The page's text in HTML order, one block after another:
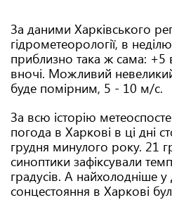
За даними Харківського
гідрометеорології, в
приблизно така ж сама: +5
вночі. Можливий
буде помірним, 5 - 10 м/с.
За всю історію
погода в Харкові в ці дні
грудня минулого року. 21
синоптики зафіксували
градусів. А найхолодніше
сонцестояння в Харкові